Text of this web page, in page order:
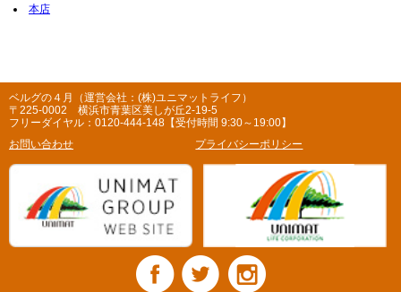
本店
ベルグの４月（運営会社：(株)ユニマットライフ）
〒225-0002 横浜市青葉区美しが丘2-19-5
フリーダイヤル：0120-444-148【受付時間 9:30～19:00】
お問い合わせ
プライバシーポリシー